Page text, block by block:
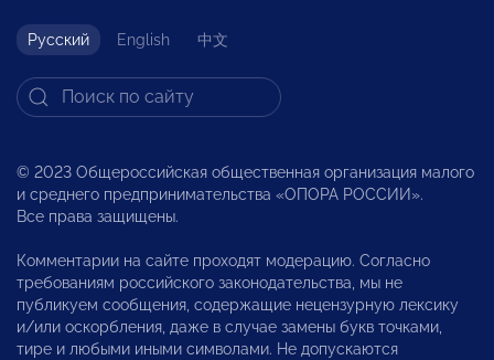
Русский English 中文
© 2023 Общероссийская общественная организация малого
и среднего предпринимательства «ОПОРА РОССИИ».
Все права защищены.
Комментарии на сайте проходят модерацию. Согласно
требованиям российского законодательства, мы не
публикуем сообщения, содержащие нецензурную лексику
и/или оскорбления, даже в случае замены букв точками,
тире и любыми иными символами. Не допускаются